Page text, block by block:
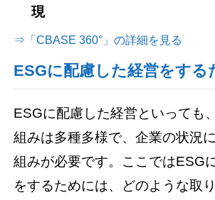
現
⇒「CBASE 360°」の詳細を見る
ESGに配慮した経営をする
ESGに配慮した経営といっても
組みは多種多様で、企業の状況
組みが必要です。ここではESG
をするためには、どのような取